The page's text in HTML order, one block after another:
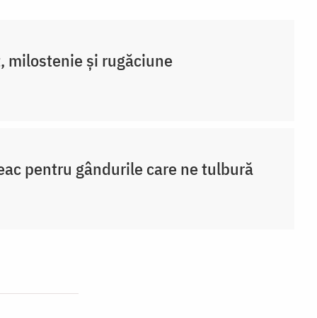
milostenie și rugăciune
pentru gândurile care ne tulbură